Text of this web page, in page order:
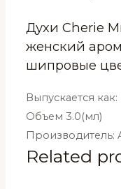
3
мл
quantity
Духи Cherie
женский
шипровые
Выпускается
Объем 3.0(мл)
Производитель:
Related